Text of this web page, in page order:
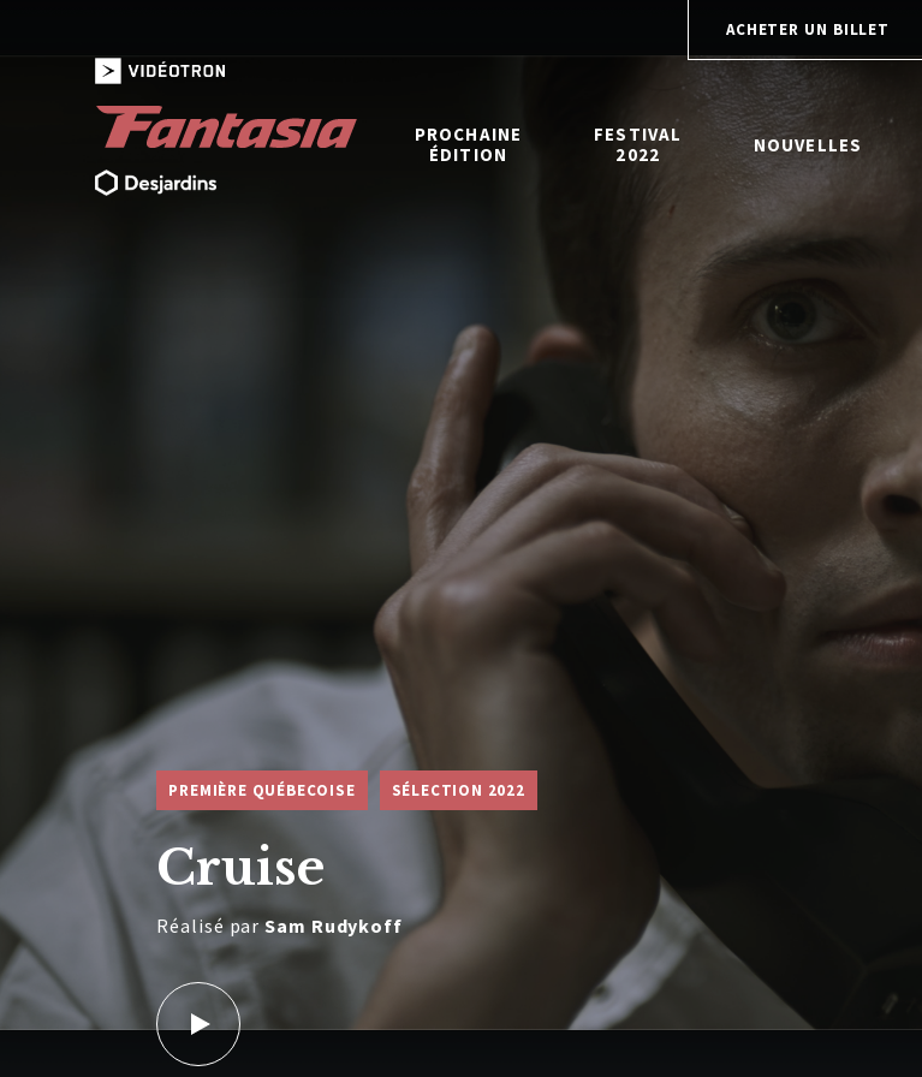
ACHETER UN BILLET
PROCHAINE
ÉDITION
FESTIVAL
2022
NOUVELLES
PREMIÈRE QUÉBECOISE SÉLECTION 2022
Cruise
Réalisé parSam Rudykoff